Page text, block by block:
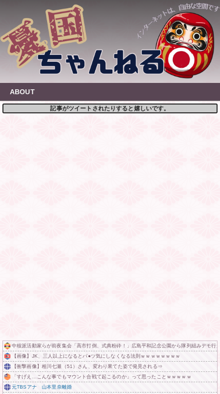
content
ABOUT
記事がツイートされたりすると嬉しいです。
中核派活動家らが前夜集会「高市打倒、式典粉砕！」広島平和記念公園から隊列組みデモ行
【画像】JK、三人以上になるとパ●ツ気にしなくなる法則ｗｗｗｗｗｗｗｗ
【衝撃画像】相川七瀬（51）さん、変わり果てた姿で発見される⇒
「すげえ…こんな事でもマウント合戦て起こるのか」って思ったことｗｗｗｗｗ
元TBSアナ 山本里奈離婚